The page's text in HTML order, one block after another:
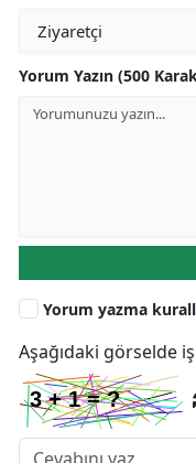
Yorum Yazın (500
Yorum yazma
Aşağıdaki görselde